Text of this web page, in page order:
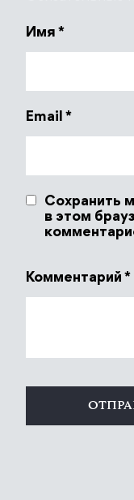
Имя *
Email *
Сохранить
в этом
Комментарий *